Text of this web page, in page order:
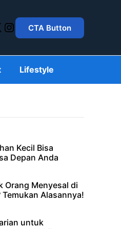
Instagram
CTA Button
Lifestyle
Kecil Bisa
Depan Anda
Orang Menyesal di
Alasannya!
untuk